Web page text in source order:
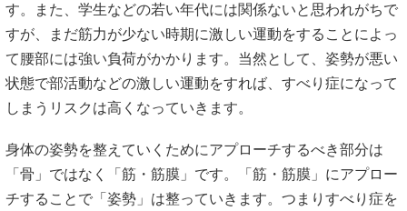
す。また、学生などの若い年代には関係ないと思われがちで
すが、まだ筋力が少ない時期に激しい運動をすることによっ
て腰部には強い負荷がかかります。当然として、姿勢が悪い
状態で部活動などの激しい運動をすれば、すべり症になって
しまうリスクは高くなっていきます。
身体の姿勢を整えていくためにアプローチするべき部分は
「骨」ではなく「筋・筋膜」です。「筋・筋膜」にアプロー
チすることで「姿勢」は整っていきます。つまりすべり症を